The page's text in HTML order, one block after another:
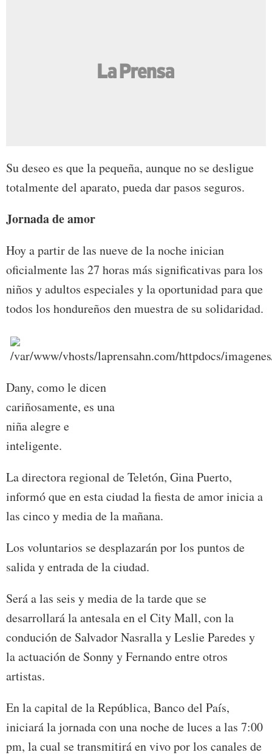
Su deseo es que la pequeña, aunque no se desligue
totalmente del aparato, pueda dar pasos seguros.
Jornada de amor
Hoy a partir de las nueve de la noche inician
oficialmente las 27 horas más significativas para los
niños y adultos especiales y la oportunidad para que
todos los hondureños den muestra de su solidaridad.
Dany, como le dicen
cariñosamente, es una
niña alegre e
inteligente.
La directora regional de Teletón, Gina Puerto,
informó que en esta ciudad la fiesta de amor inicia a
las cinco y media de la mañana.
Los voluntarios se desplazarán por los puntos de
salida y entrada de la ciudad.
Será a las seis y media de la tarde que se
desarrollará la antesala en el City Mall, con la
condución de Salvador Nasralla y Leslie Paredes y
la actuación de Sonny y Fernando entre otros
artistas.
En la capital de la República, Banco del País,
iniciará la jornada con una noche de luces a las 7:00
pm, la cual se transmitirá en vivo por los canales de